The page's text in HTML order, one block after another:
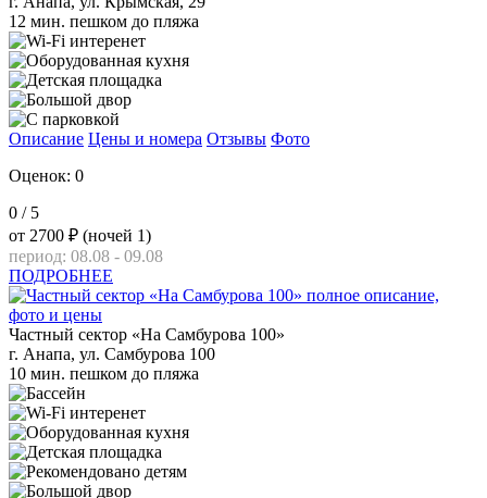
12 мин. пешком до пляжа
Описание Цены и номера Отзывы Фото
Оценок: 0
0 / 5
от 2700 ₽ (ночей 1)
период: 08.08 - 09.08
ПОДРОБНЕЕ
Частный сектор «На Самбурова 100»
г. Анапа, ул. Самбурова 100
10 мин. пешком до пляжа